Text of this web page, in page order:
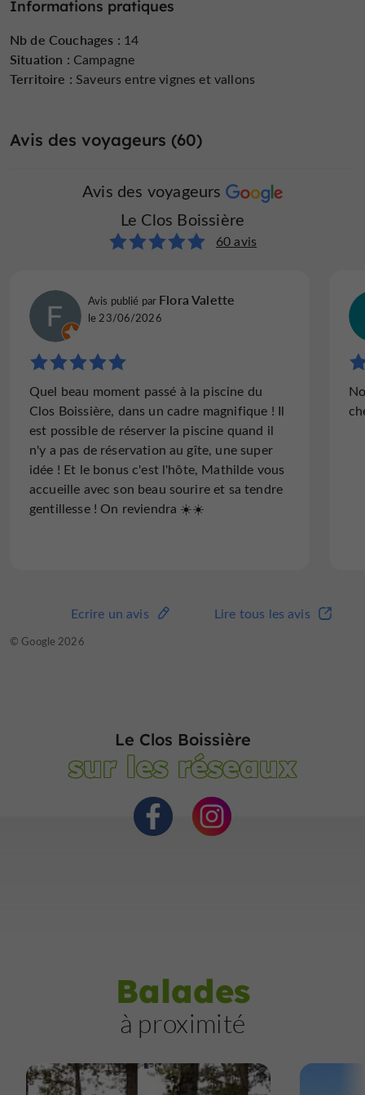
ou d’unévénement unique
Informations pratiques
Nb de Couchages : 14
Situation : Campagne
Territoire : Saveurs entre vignes et vallons
Avis des voyageurs (60)
Avis des voyageurs
Le Clos Boissière
60 avis
Avis publié par Flora Valette
le 23/06/2026
Quel beau moment passé à la piscine du
Clos Boissière, dans un cadre magnifique ! Il
est possible de réserver la piscine quand il
n'y a pas de réservation au gîte, une super
idée ! Et le bonus c'est l'hôte, Mathilde vous
accueille avec son beau sourire et sa tendre
gentillesse ! On reviendra ☀️☀️
Lire tous les avis
Ecrire un avis
© Google 2026
Le Clos Boissière
sur les réseaux
Balades
à proximité